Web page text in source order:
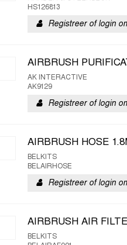
HS126813
Registreer of login
AIRBRUSH
AK INTERACTIVE
AK9129
Registreer of login
AIRBRUSH HOSE
BELKITS
BELAIRHOSE
Registreer of login
AIRBRUSH AIR
BELKITS